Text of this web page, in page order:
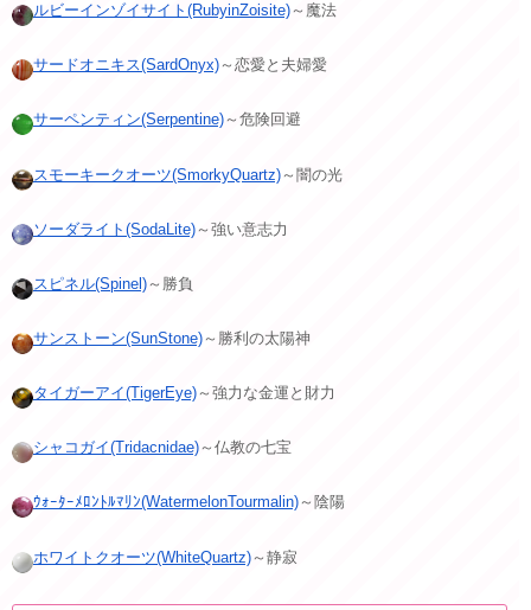
ルビーインゾイサイト(RubyinZoisite)～魔法
サードオニキス(SardOnyx)～恋愛と夫婦愛
サーペンティン(Serpentine)～危険回避
スモーキークオーツ(SmorkyQuartz)～闇の光
ソーダライト(SodaLite)～強い意志力
スピネル(Spinel)～勝負
サンストーン(SunStone)～勝利の太陽神
タイガーアイ(TigerEye)～強力な金運と財力
シャコガイ(Tridacnidae)～仏教の七宝
ｳｫｰﾀｰﾒﾛﾝﾄﾙﾏﾘﾝ(WatermelonTourmalin)～陰陽
ホワイトクオーツ(WhiteQuartz)～静寂